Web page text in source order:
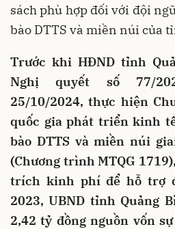
sách phù hợp đối với đội
bào DTTS và miền núi của
Trước khi HĐND tỉnh
Nghị quyết số 77/
25/10/2024, thực hiện
quốc gia phát triển kinh
bào DTTS và miền núi
(Chương trình MTQG
trích kinh phí để hỗ trợ
2023, UBND tỉnh Quảng
2,42 tỷ đồng nguồn vốn